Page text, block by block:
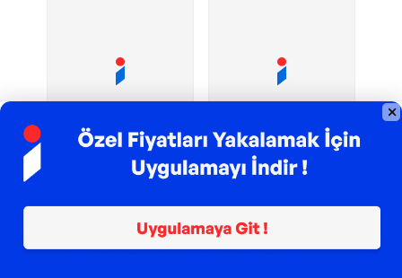
TROY ile 200 TL İndirim
Kanguru
TROY ile 200 TL İndirim
Tommybaby
Bebek Taşıma